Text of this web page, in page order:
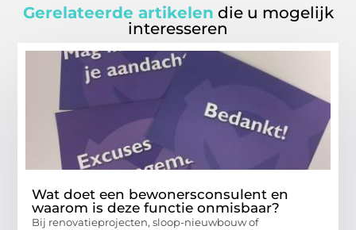
Gerelateerde artikelen die u mogelijk
interesseren
Wat doet een bewonersconsulent en
waarom is deze functie onmisbaar?
Bij renovatieprojecten, sloop-nieuwbouw of